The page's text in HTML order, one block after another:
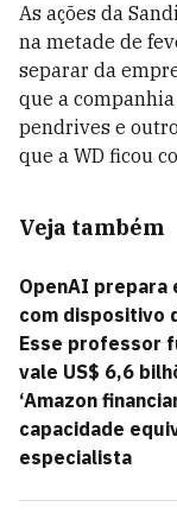
As ações da
na metade de
separar da
que a companhia
pendrives e
que a WD ficou
Veja também
OpenAI prepara
com dispositivo
Esse professor
vale US$ 6,6
‘Amazon
capacidade
especialista